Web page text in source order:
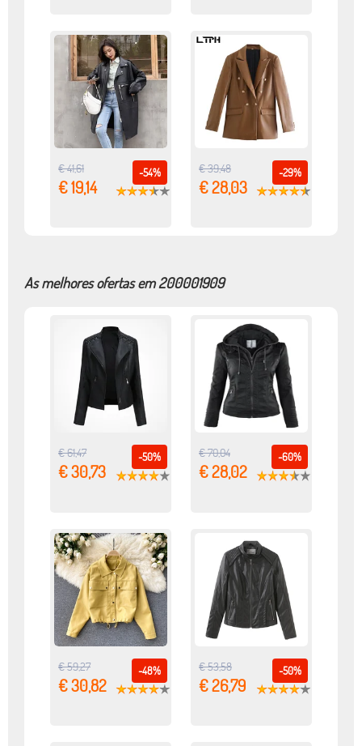
-54%
€ 41,61
€ 19,14
-29%
€ 39,48
€ 28,03
As melhores ofertas em 200001909
-50%
€ 61,47
€ 30,73
-60%
€ 70,04
€ 28,02
-48%
€ 59,27
€ 30,82
-50%
€ 53,58
€ 26,79